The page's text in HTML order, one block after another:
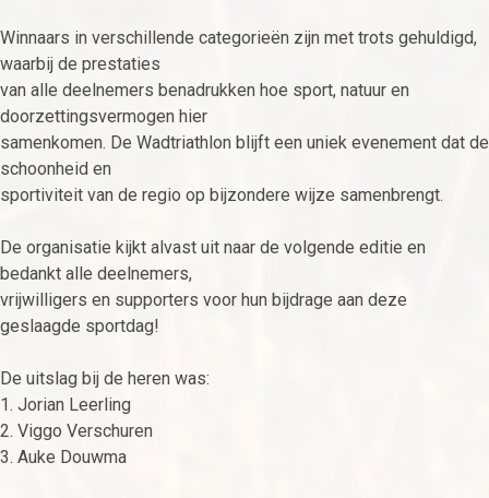
Winnaars in verschillende categorieën zijn met trots gehuldigd,
waarbij de prestaties
van alle deelnemers benadrukken hoe sport, natuur en
doorzettingsvermogen hier
samenkomen. De Wadtriathlon blijft een uniek evenement dat de
schoonheid en
sportiviteit van de regio op bijzondere wijze samenbrengt.
De organisatie kijkt alvast uit naar de volgende editie en
bedankt alle deelnemers,
vrijwilligers en supporters voor hun bijdrage aan deze
geslaagde sportdag!
De uitslag bij de heren was:
1. Jorian Leerling
2. Viggo Verschuren
3. Auke Douwma